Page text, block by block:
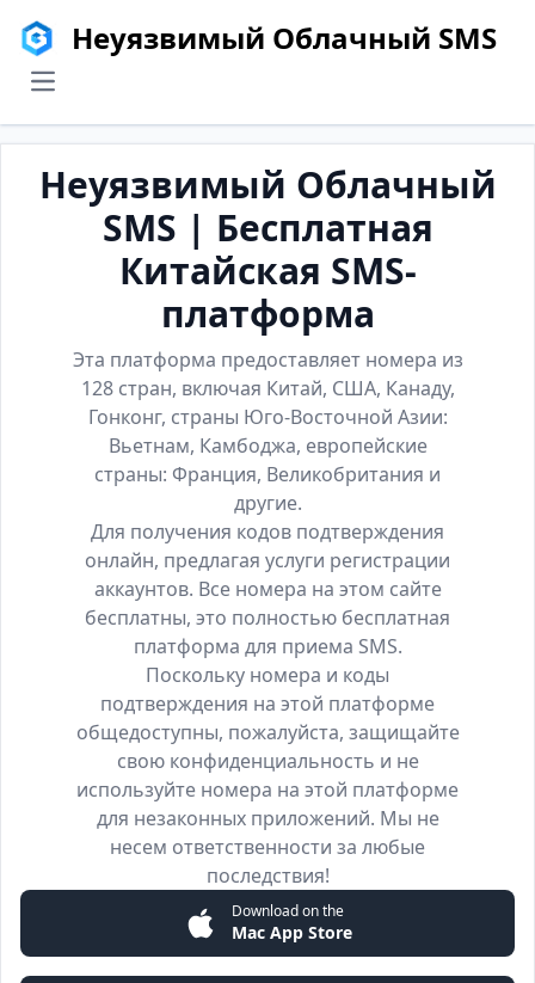
Неуязвимый Облачный SMS
menu
Неуязвимый Облачный
SMS | Бесплатная
Китайская SMS-
платформа
Эта платформа предоставляет номера из
128 стран, включая Китай, США, Канаду,
Гонконг, страны Юго-Восточной Азии:
Вьетнам, Камбоджа, европейские
страны: Франция, Великобритания и
другие.
Для получения кодов подтверждения
онлайн, предлагая услуги регистрации
аккаунтов. Все номера на этом сайте
бесплатны, это полностью бесплатная
платформа для приема SMS.
Поскольку номера и коды
подтверждения на этой платформе
общедоступны, пожалуйста, защищайте
свою конфиденциальность и не
используйте номера на этой платформе
для незаконных приложений. Мы не
несем ответственности за любые
последствия!
Download on the
Mac App Store